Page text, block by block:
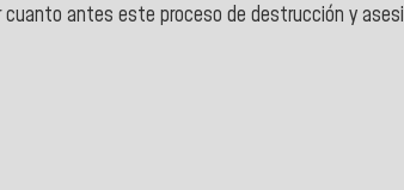
antes este proceso de destrucción y